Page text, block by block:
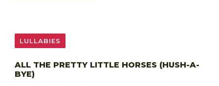
LULLABIES
ALL THE PRETTY LITTLE HORSES (HUSH-A-
BYE)